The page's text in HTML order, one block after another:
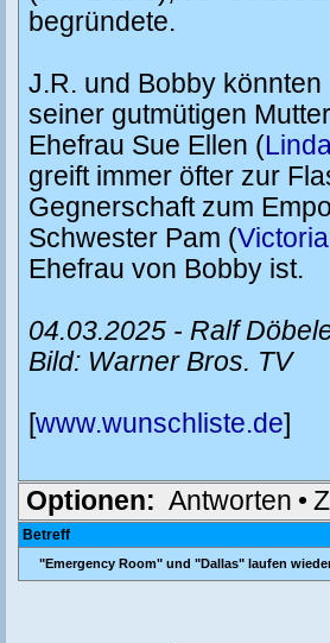
begründete.
J.R. und Bobby
seiner gutmütigen
Ehefrau Sue Ellen (
greift immer öfter zur
Gegnerschaft zum
Schwester Pam (
Ehefrau von Bobby ist.
04.03.2025 - Ralf
Bild: Warner Bros. TV
[www.wunschliste.de]
Optionen: Antworten •
Betreff
"Emergency Room" und "Dallas" laufen